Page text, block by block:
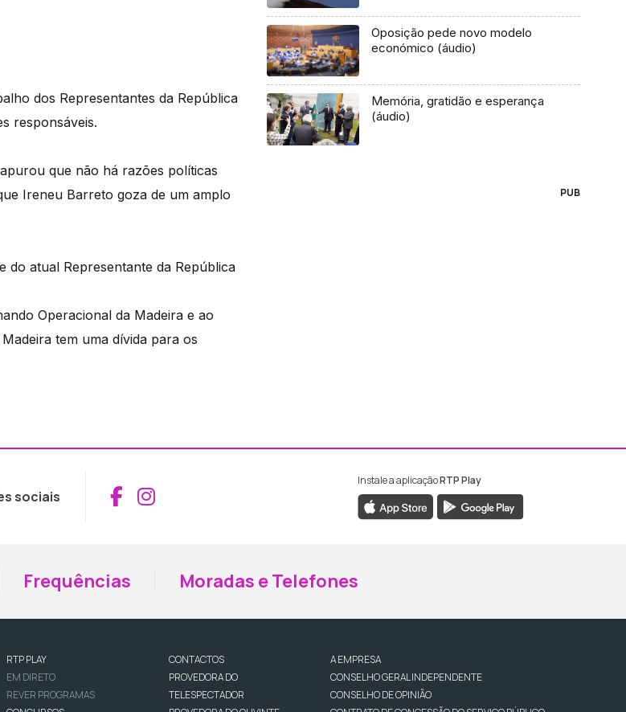
dos Representantes da República
responsáveis.
que não há razões políticas
Ireneu Barreto goza de um amplo
do atual Representante da República
Operacional da Madeira e ao
tem uma dívida para os
Oposição pede novo modelo
económico (áudio)
Memória, gratidão e esperança
(áudio)
PUB
sociais Aceder ao Facebook da RTP Madeira
Aceder ao Instagram da RTP Madeira
Instale a aplicaçãoRTP Play
Frequências Moradas e Telefones
RTP PLAY
EM DIRETO
REVER PROGRAMAS
CONTACTOS
PROVEDORA DO
TELESPECTADOR
A EMPRESA
CONSELHO GERAL INDEPENDENTE
CONSELHO DE OPINIÃO